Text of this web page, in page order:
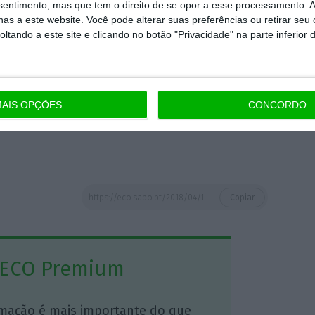
mas que tem o direito de se opor a esse processamento.
a este website. Você pode alterar suas preferências ou retirar seu
a este site e clicando no botão "Privacidade" na parte inferior
OPÇÕES CONCORDO
(focada no fabrico de vestuário),a Six
franchisede parques de diversão do
o seu CEO ganha 1.830 vezes mais do que o
aufere 1.804 mais do que o colaborador
executivo recebe 1.512 mais do
Premium
é mais importante do que